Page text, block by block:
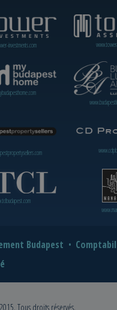
investments.com
Budapest
Tous droits réservés.